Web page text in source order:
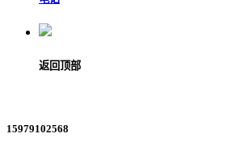
返回顶部
15979102568